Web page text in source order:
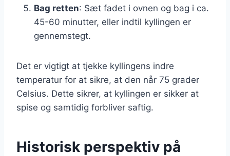
Bag retten: Sæt fadet i ovnen og bag i ca.
45-60 minutter, eller indtil kyllingen er
gennemstegt.
Det er vigtigt at tjekke kyllingens indre
temperatur for at sikre, at den når 75 grader
Celsius. Dette sikrer, at kyllingen er sikker at
spise og samtidig forbliver saftig.
Historisk perspektiv på